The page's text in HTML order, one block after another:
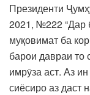
Президенти
2021, №222 “Дар
муқовимат ба
барои давраи то
имрӯза аст. Аз
сиёсиро аз даст